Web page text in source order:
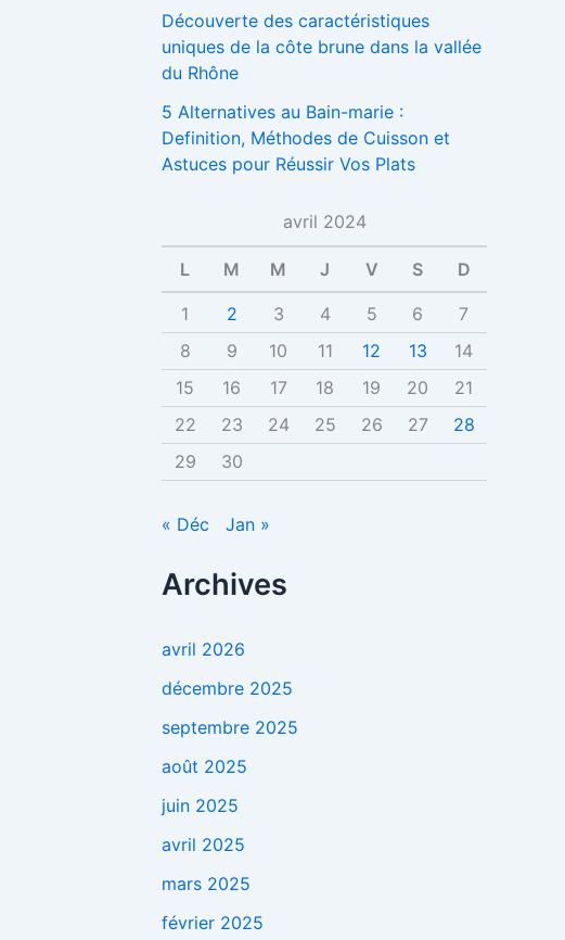
Découverte des caractéristiques
uniques de la côte brune dans la vallée
du Rhône
5 Alternatives au Bain-marie :
Definition, Méthodes de Cuisson et
Astuces pour Réussir Vos Plats
avril 2024
L M M J V S D
1 2 3 4 5 6
7
8
9 10 11 12 13
14
15
16 17 18 19 20
21
22
23 24 25 26 27
28
29
30
« Déc Jan »
Archives
avril 2026
décembre 2025
septembre 2025
août 2025
juin 2025
avril 2025
mars 2025
février 2025